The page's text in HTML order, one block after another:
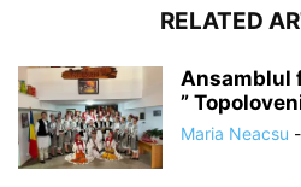
RELATED
Ansamblul
”
Maria Neacsu -